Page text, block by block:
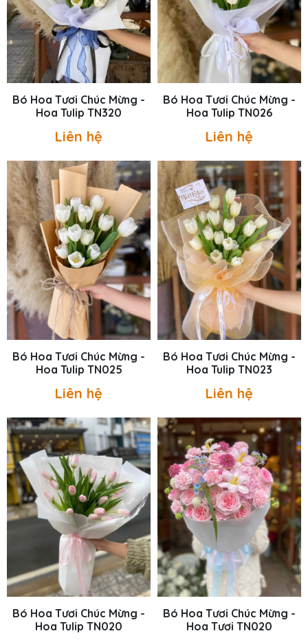
Bó Hoa Tươi Chúc Mừng -
Hoa Tulip TN320
Liên hệ
Bó Hoa Tươi Chúc Mừng -
Hoa Tulip TN026
Liên hệ
Bó Hoa Tươi Chúc Mừng -
Hoa Tulip TN025
Liên hệ
Bó Hoa Tươi Chúc Mừng -
Hoa Tulip TN023
Liên hệ
Bó Hoa Tươi Chúc Mừng -
Hoa Tulip TN020
Bó Hoa Tươi Chúc Mừng -
Hoa Tươi TN020